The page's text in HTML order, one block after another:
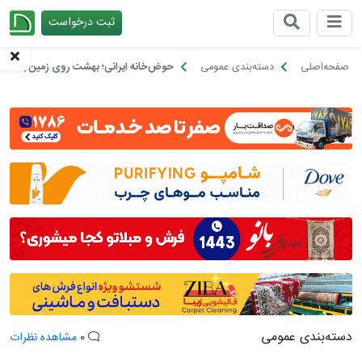
ثبت درخواست
صفحه‌اصلی دسته‌بندی عمومی حوض‌خانه ایرانی؛ بهشت روی زمین با
دسته‌بندی عمومی مشاهده نظرات